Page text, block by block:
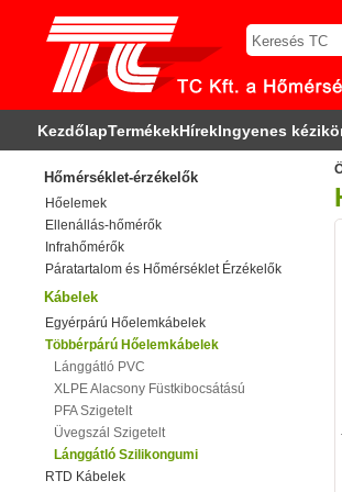
KezdőlapTermékekHírekIngyenes
Hőmérséklet-érzékelők
Hőelemek
Ellenállás-hőmérők
Infrahőmérők
Páratartalom és Hőmérséklet Érzékelők
Kábelek
Egyérpárú Hőelemkábelek
Többérpárú Hőelemkábelek
Lánggátló PVC
XLPE Alacsony Füstkibocsátású
PFA Szigetelt
Üvegszál Szigetelt
Lánggátló Szilikongumi
RTD Kábelek